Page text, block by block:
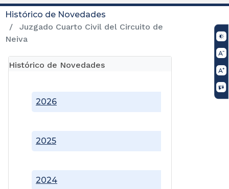
Histórico de Novedades
Juzgado Cuarto Civil del Circuito de
Neiva
Histórico de Novedades
2024
2025
2026